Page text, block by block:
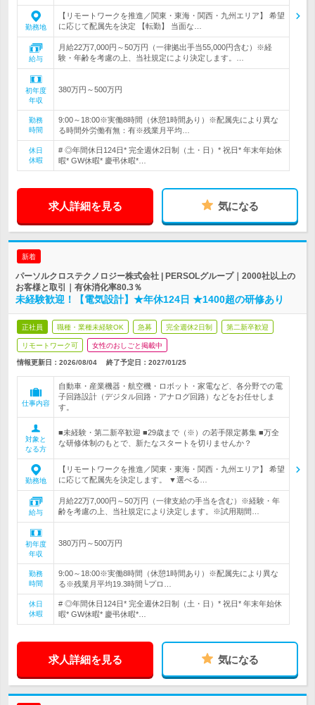
勤務地
【リモートワークを推進／関東・東海・関西・九州エリア】 希望
に応じて配属先を決定 【転勤】 当面な…
給与
月給22万7,000円～50万円（一律拠出手当55,000円含む）※経
験・年齢を考慮の上、当社規定により決定します。…
初年度
年収
380万円～500万円
勤務
時間
9:00～18:00※実働8時間（休憩1時間あり）※配属先により異な
る時間外労働有無：有※残業月平均…
休日
休暇
# ◎年間休日124日* 完全週休2日制（土・日）* 祝日* 年末年始休
暇* GW休暇* 慶弔休暇*…
求人詳細を見る 気になる
新着
パーソルクロステクノロジー株式会社 | PERSOLグループ｜2000社以上の
お客様と取引｜有休消化率80.3％
未経験歓迎！【電気設計】★年休124日 ★1400超の研修あり
正社員 職種・業種未経験OK 急募 完全週休2日制 第二新卒歓迎
リモートワーク可 女性のおしごと掲載中
情報更新日：2026/08/04 終了予定日： 2027/01/25
仕事内容
自動車・産業機器・航空機・ロボット・家電など、各分野での電
子回路設計（デジタル回路・アナログ回路）などをお任せしま
す。
対象と
なる方
■未経験・第二新卒歓迎 ■29歳まで（※）の若手限定募集 ■万全
な研修体制のもとで、新たなスタートを切りませんか？
勤務地
【リモートワークを推進／関東・東海・関西・九州エリア】 希望
に応じて配属先を決定します。 ▼選べる…
給与
月給22万7,000円～50万円（一律支給の手当を含む）※経験・年
齢を考慮の上、当社規定により決定します。※試用期間…
初年度
年収
380万円～500万円
勤務
時間
9:00～18:00※実働8時間（休憩1時間あり）※配属先により異な
る※残業月平均19.3時間└プロ…
休日
休暇
# ◎年間休日124日* 完全週休2日制（土・日）* 祝日* 年末年始休
暇* GW休暇* 慶弔休暇*…
求人詳細を見る 気になる